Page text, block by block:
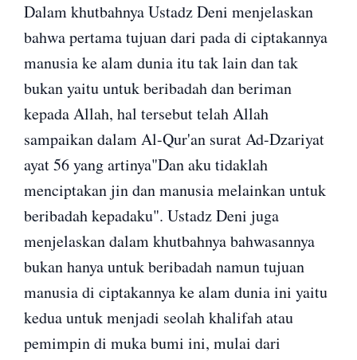
Dalam khutbahnya Ustadz Deni menjelaskan
bahwa pertama tujuan dari pada di ciptakannya
manusia ke alam dunia itu tak lain dan tak
bukan yaitu untuk beribadah dan beriman
kepada Allah, hal tersebut telah Allah
sampaikan dalam Al-Qur'an surat Ad-Dzariyat
ayat 56 yang artinya"Dan aku tidaklah
menciptakan jin dan manusia melainkan untuk
beribadah kepadaku". Ustadz Deni juga
menjelaskan dalam khutbahnya bahwasannya
bukan hanya untuk beribadah namun tujuan
manusia di ciptakannya ke alam dunia ini yaitu
kedua untuk menjadi seolah khalifah atau
pemimpin di muka bumi ini, mulai dari